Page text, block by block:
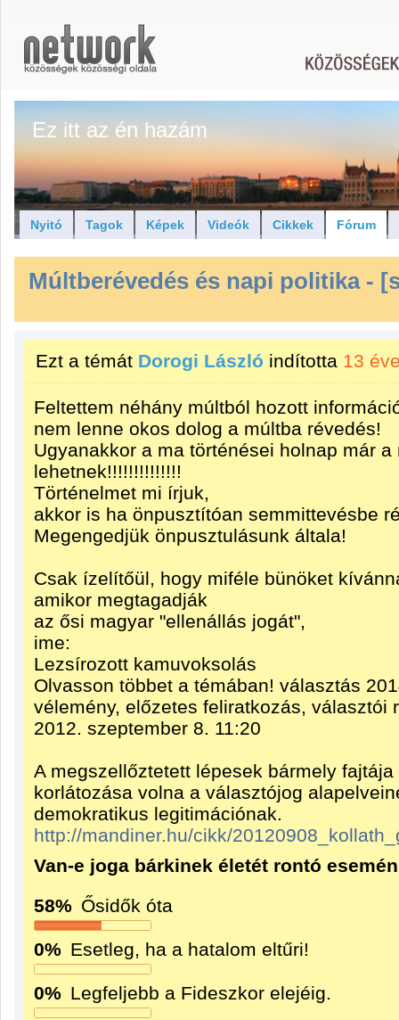
Ez itt az én hazám
Nyitó Tagok Képek Videók Cikkek Fórum
Múltberévedés és napi politika-
Ezt a témát Dorogi László indította 13
Feltettem néhány múltból hozott
nem lenne okos dolog a múltba révedés!
Ugyanakkor a ma történései holnap már
lehetnek!!!!!!!!!!!!!!
Történelmet mi írjuk,
akkor is ha önpusztítóan semmittevésbe
Megengedjük önpusztulásunk általa!
Csak ízelítőül, hogy miféle bünöket
amikor megtagadják
az ősi magyar "ellenállás jogát",
ime:
Lezsírozott kamuvoksolás
Olvasson többet a témában! választás
vélemény, előzetes feliratkozás, választói
2012. szeptember 8. 11:20
A megszellőztetett lépesek bármely
korlátozása volna a választójog
demokratikus legitimációnak.
http://mandiner.hu/cikk/
Van-e joga bárkinek életét rontó
58% Ősidők óta
0% Esetleg, ha a hatalom eltűri!
0% Legfeljebb a Fideszkor elejéig.